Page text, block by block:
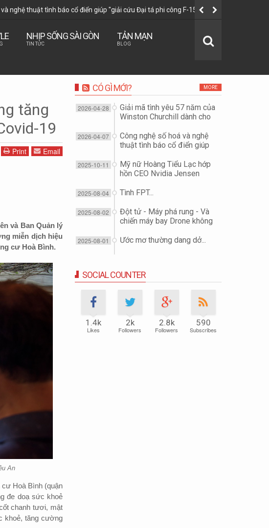
điển giúp "giải cứu Đại tá phi công F-15E" như thế nào?
NHỊP SỐNG SÀI GÒN
TIN TỨC
TẢN MẠN
BLOG
tăng
19
Print Email
và Ban Quản lý
miễn dịch hiệu
cư Hoà Bình.
An
Hoà Bình (quận
đe doạ sức khoẻ
chanh tươi, mật
khoẻ, tăng cường
CÓ GÌ MỚI? MORE
Giải mã tình yêu 57 năm của
Winston Churchill dành cho
2026-04-28
Công nghệ số hoá và nghệ
thuật tình báo cổ điển giúp
15E" như thế nào?
2026-04-07
Mỹ nữ Hoàng Tiểu Lạc hớp
hồn CEO Nvidia Jensen
chip?
2025-10-11
Tình FPT...
2025-08-04
Đột tử - Máy phá rung - Và
chiến máy bay Drone không
2025-08-02
Ước mơ thường dang dở...
2025-08-01
SOCIAL COUNTER
1.4k
Likes
2k
Followers
2.8k
Followers
590
Subscribes